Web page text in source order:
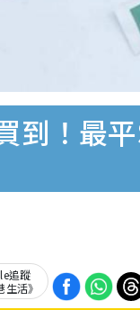
到！最
追蹤
生活》